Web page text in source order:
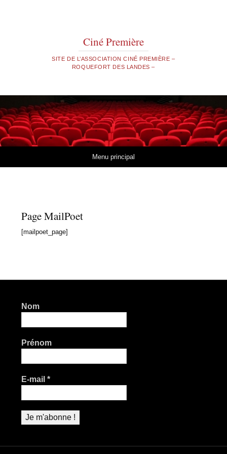
Ciné Première
SITE DE L’ASSOCIATION CINÉ PREMIÈRE –
ROQUEFORT DES LANDES –
Menu principal
Page MailPoet
[mailpoet_page]
Nom
Prénom
E-mail*